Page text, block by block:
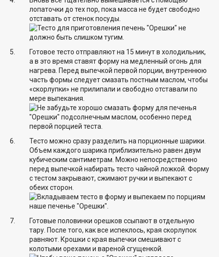
лопаточки до тех пор, пока масса не будет свободно
отставать от стенок посуды.
Готовое тесто отправляют на 15 минут в холодильник,
а в это время ставят форму на медленный огонь для
нагрева. Перед выпечкой первой порции, внутреннюю
часть формы следует смазать постным маслом, чтобы
«скорлупки» не прилипали и свободно отставали по
мере выпекания.
Тесто можно сразу разделить на порционные шарики.
Объем каждого шарика приблизительно равен двум
кубическим сантиметрам. Можно непосредственно
перед выпечкой набирать тесто чайной ложкой. Форму
с тестом закрывают, сжимают ручки и выпекают с
обеих сторон.
Готовые половинки орешков ссыпают в отдельную
тару. После того, как все испеклось, края скорлупок
равняют. Крошки с края выпечки смешивают с
колотыми орехами и вареной сгущенкой.